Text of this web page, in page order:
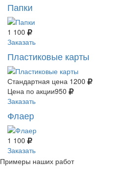
Папки
1 100
Заказать
Пластиковые карты
Стандартная цена 1200
Цена по акции950
Заказать
Флаер
1 100
Заказать
Примеры наших работ